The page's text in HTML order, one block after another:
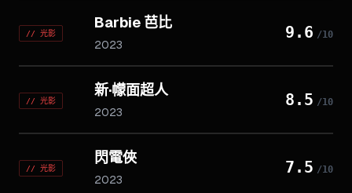
// 光影
Barbie 芭比
2023
9.6 /10
// 光影
新·幪面超人
2023
8.5 /10
// 光影
閃電俠
2023
7.5 /10